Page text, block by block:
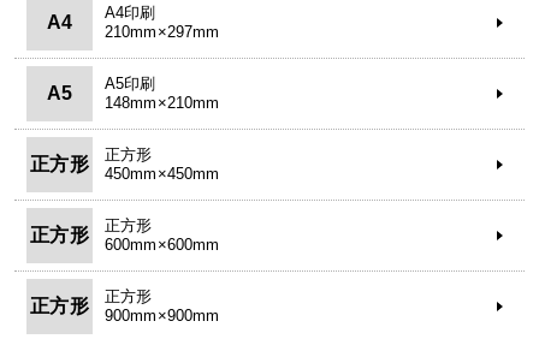
A4
A4印刷
210mm×297mm
A5
A5印刷
148mm×210mm
正方形
正方形
450mm×450mm
正方形
正方形
600mm×600mm
正方形
正方形
900mm×900mm